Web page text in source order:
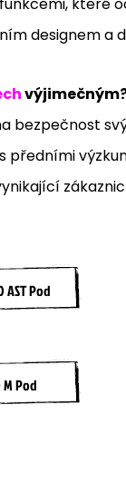
které
designem a
bezpečnost
předními
AST Pod
M Pod